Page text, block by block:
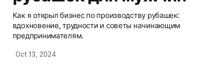
Как я открыл бизнес по производству рубашек:
вдохновение, трудности и советы начинающим
предпринимателям.
Oct 13, 2024